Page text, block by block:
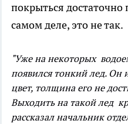
покрыться
самом деле, это не так.
"Уже на некоторых
появился тонкий лед. Он
цвет, толщина его не
Выходить на такой лед
рассказал начальник